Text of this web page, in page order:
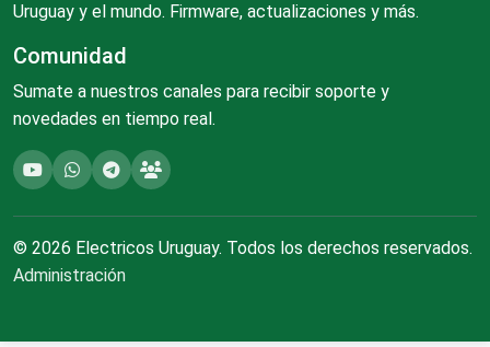
Uruguay y el mundo. Firmware, actualizaciones y más.
Comunidad
Sumate a nuestros canales para recibir soporte y
novedades en tiempo real.
© 2026 Electricos Uruguay. Todos los derechos reservados.
Administración